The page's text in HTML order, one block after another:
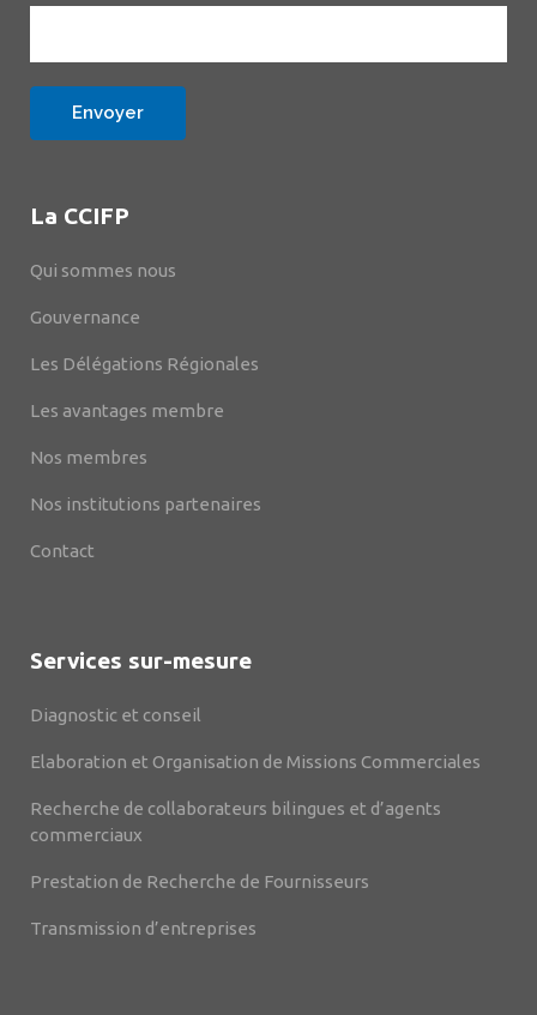
La CCIFP
Qui sommes nous
Gouvernance
Les Délégations Régionales
Les avantages membre
Nos membres
Nos institutions partenaires
Contact
Services sur-mesure
Diagnostic et conseil
Elaboration et Organisation de Missions Commerciales
Recherche de collaborateurs bilingues et d’agents
commerciaux
Prestation de Recherche de Fournisseurs
Transmission d’entreprises